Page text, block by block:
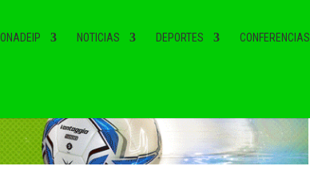
NOTICIAS DEPORTES CONFERENCIAS